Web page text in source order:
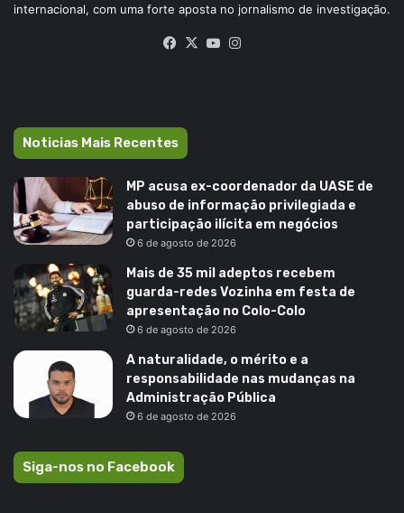
internacional, com uma forte aposta no jornalismo de investigação.
Facebook
X YouTube
Noticias Mais Recentes
MP acusa ex-coordenador da UASE de
abuso de informação privilegiada e
participação ilícita em negócios
6 de agosto de 2026
Mais de 35 mil adeptos recebem
guarda-redes Vozinha em festa de
apresentação no Colo-Colo
6 de agosto de 2026
A naturalidade, o mérito e a
responsabilidade nas mudanças na
Administração Pública
6 de agosto de 2026
Siga-nos no Facebook